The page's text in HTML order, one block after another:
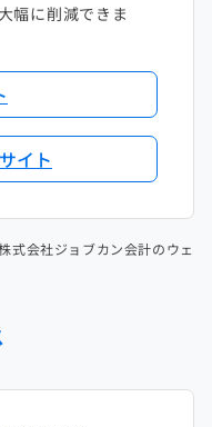
幅に削減できま
イト
式会社ジョブカン会計のウェ